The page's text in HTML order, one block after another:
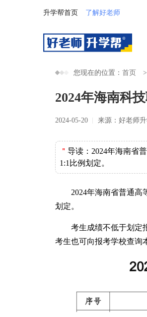
升学帮首页 了解好老师
您现在的位置： 首页 >
2024年海南科
2024-05-20 来源：好老师
＂ 导读： 2024年海南省
1:1比例划定。
2024年海南省普通高
划定。
考生成绩不低于划定
考生也可向报考学校查询